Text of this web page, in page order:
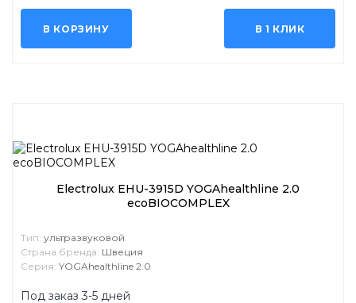
В КОРЗИНУ В 1 КЛИК
Electrolux EHU-3915D YOGAhealthline 2.0
ecoBIOCOMPLEX
Тип: ультразвуковой
Страна бренда: Швеция
Серия: YOGAhealthline 2.0
Под заказ 3-5 дней